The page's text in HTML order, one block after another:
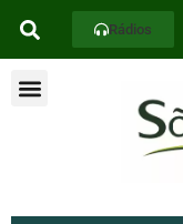
Rádios